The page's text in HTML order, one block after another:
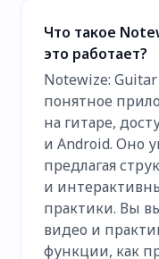
Что такое
это работает?
Notewize:
понятное
на гитаре,
и Android. Оно
предлагая
и
практики. Вы
видео и
функции, как